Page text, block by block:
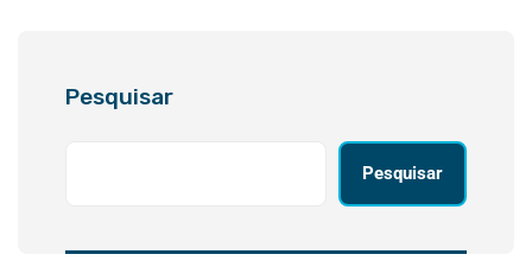
Pesquisar
Pesquisar